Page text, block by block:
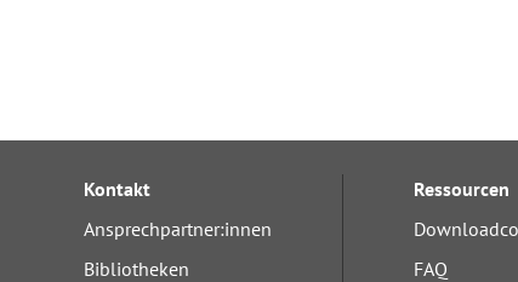
Kontakt
Ansprechpartner:innen
Bibliotheken
Ressourcen
FAQ